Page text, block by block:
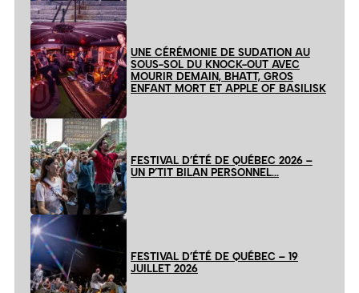
UNE CÉRÉMONIE DE SUDATION AU
SOUS-SOL DU KNOCK-OUT AVEC
MOURIR DEMAIN, BHATT, GROS
ENFANT MORT ET APPLE OF BASILISK
FESTIVAL D’ÉTÉ DE QUÉBEC 2026 –
UN P’TIT BILAN PERSONNEL…
FESTIVAL D’ÉTÉ DE QUÉBEC – 19
JUILLET 2026